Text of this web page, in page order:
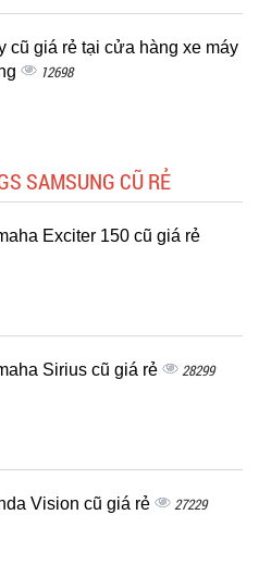
cũ giá rẻ tại cửa hàng xe máy
12698
SAMSUNG CŨ RẺ
Exciter 150 cũ giá rẻ
Sirius cũ giá rẻ 28299
Vision cũ giá rẻ 27229